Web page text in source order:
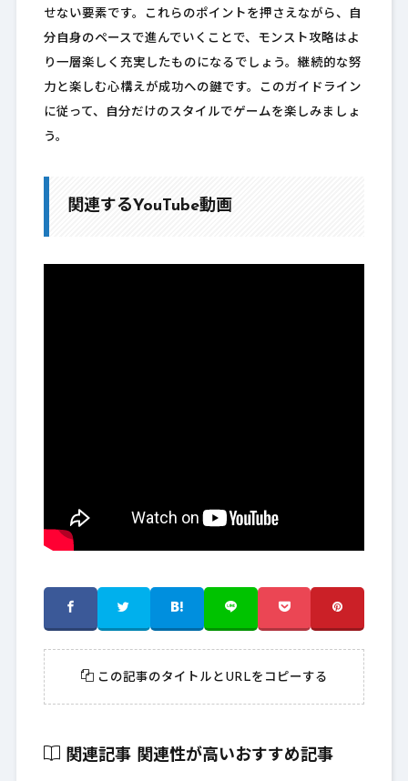
せない要素です。これらのポイントを押さえながら、自
分自身のペースで進んでいくことで、モンスト攻略はよ
り一層楽しく充実したものになるでしょう。継続的な努
力と楽しむ心構えが成功への鍵です。このガイドライン
に従って、自分だけのスタイルでゲームを楽しみましょ
う。
関連するYouTube動画
この記事のタイトルとURLをコピーする
関連記事 関連性が高いおすすめ記事